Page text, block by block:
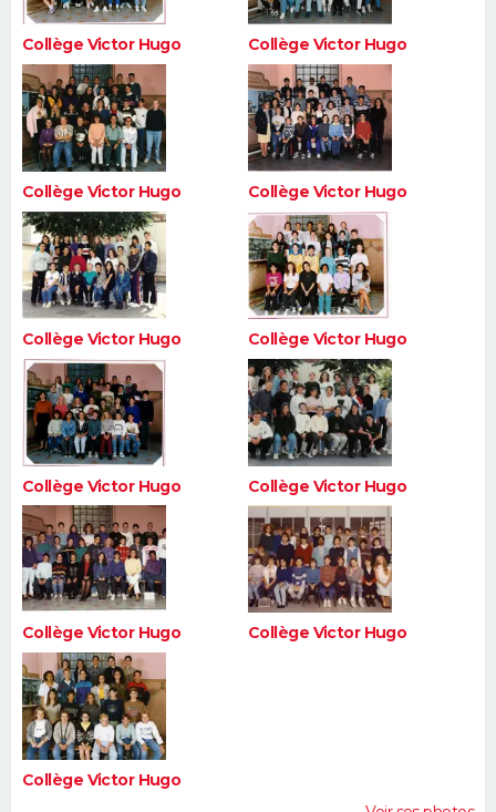
Collège Victor Hugo Collège Victor Hugo
Collège Victor Hugo Collège Victor Hugo
Collège Victor Hugo Collège Victor Hugo
Collège Victor Hugo Collège Victor Hugo
Collège Victor Hugo Collège Victor Hugo
Collège Victor Hugo